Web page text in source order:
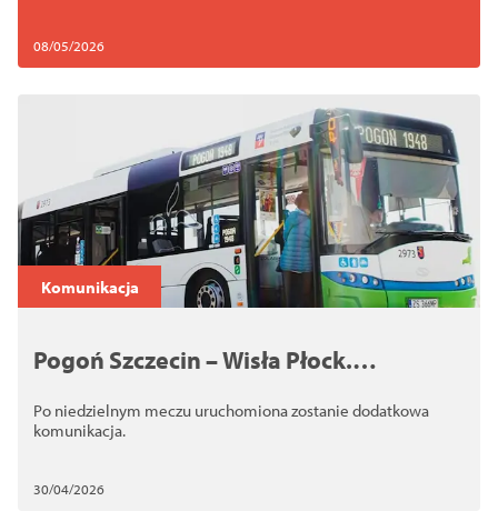
08/05/2026
Komunikacja
Pogoń Szczecin – Wisła Płock.
kibiców
Po niedzielnym meczu uruchomiona zostanie dodatkowa
komunikacja.
30/04/2026